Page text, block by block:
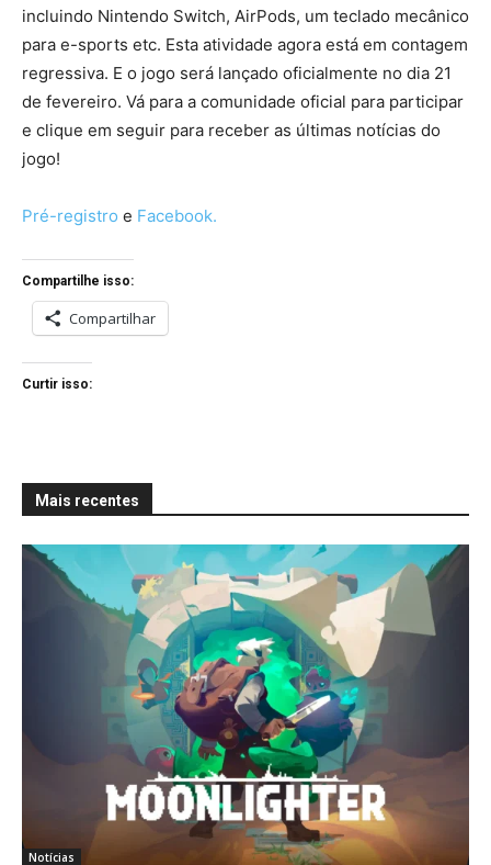
incluindo Nintendo Switch, AirPods, um teclado mecânico
para e-sports etc. Esta atividade agora está em contagem
regressiva. E o jogo será lançado oficialmente no dia 21
de fevereiro. Vá para a comunidade oficial para participar
e clique em seguir para receber as últimas notícias do
jogo!
Pré-registro e Facebook.
Compartilhe isso:
Compartilhar
Curtir isso:
Mais recentes
Notícias